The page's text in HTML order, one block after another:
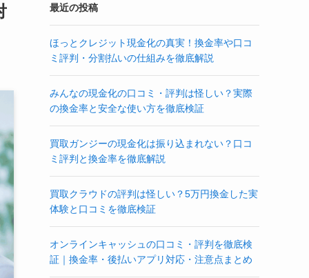
最近の投稿
ほっとクレジット現金化の真実！換金率や口コ
ミ評判・分割払いの仕組みを徹底解説
みんなの現金化の口コミ・評判は怪しい？実際
の換金率と安全な使い方を徹底検証
買取ガンジーの現金化は振り込まれない？口コ
ミ評判と換金率を徹底解説
買取クラウドの評判は怪しい？5万円換金した実
体験と口コミを徹底検証
オンラインキャッシュの口コミ・評判を徹底検
証｜換金率・後払いアプリ対応・注意点まとめ